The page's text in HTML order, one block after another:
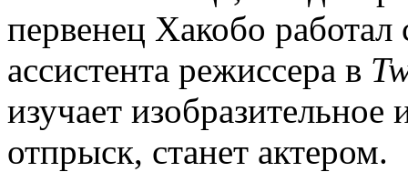
первенец Хакобо
ассистента режиссера в
изучает
отпрыск, станет актером.